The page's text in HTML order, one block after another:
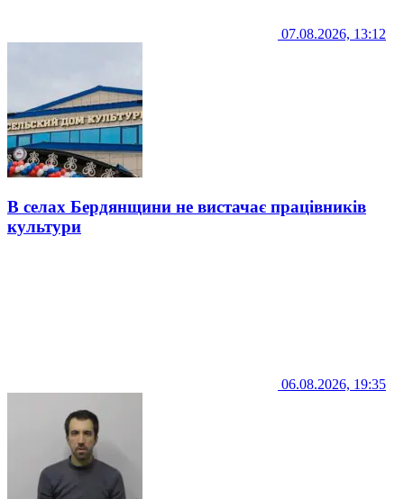
07.08.2026, 13:12
В селах Бердянщини не вистачає працівників
культури
06.08.2026, 19:35